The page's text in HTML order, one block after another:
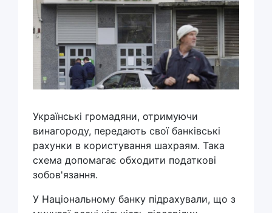
Українські громадяни, отримуючи
винагороду, передають свої банківські
рахунки в користування шахраям. Така
схема допомагає обходити податкові
зобов'язання.
У Національному банку підрахували, що з